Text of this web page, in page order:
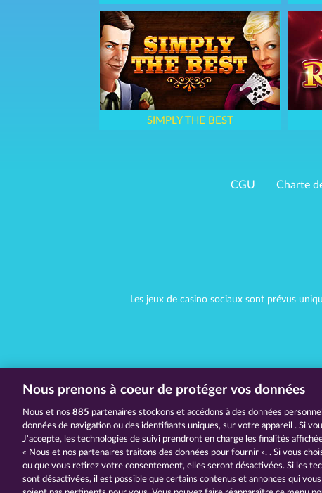
SIMPLY THE BEST
CGU Charte
Les jeux de casino sociaux sont prévus
Nous prenons à coeur de protéger vos données
Nous et nos 885 partenaires stockons et accédons à des données
données de navigation ou des identifiants uniques, sur votre appareil . Si
J'accepte, les technologies de suivi prendront en charge les finalités
« Nous et nos partenaires traitons des données pour fournir ». . Si vous
ou que vous retirez votre consentement, elles seront désactivées. Si les
sont désactivées, il est possible que certains contenus et annonces qui